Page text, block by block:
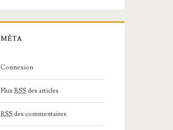
MÉTA
Connexion
FluxRSS des articles
RSS des commentaires